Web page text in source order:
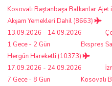
Kosovalı Baştanbaşa Balkanlar
Akşam Yemekleri Dahil (8663)
13.09.2026 - 14.09.2026
1 Gece - 2 Gün
Ekspres
Hergün Hareketli (10373)
17.09.2026 - 24.09.2026
7 Gece - 8 Gün
Kosovalı